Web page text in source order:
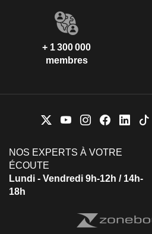
+ 1 300 000
membres
NOS EXPERTS À VOTRE
ÉCOUTE
Lundi - Vendredi 9h-12h / 14h-
18h